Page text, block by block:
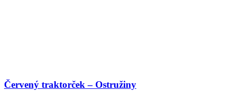
Červený traktorček – Ostružiny